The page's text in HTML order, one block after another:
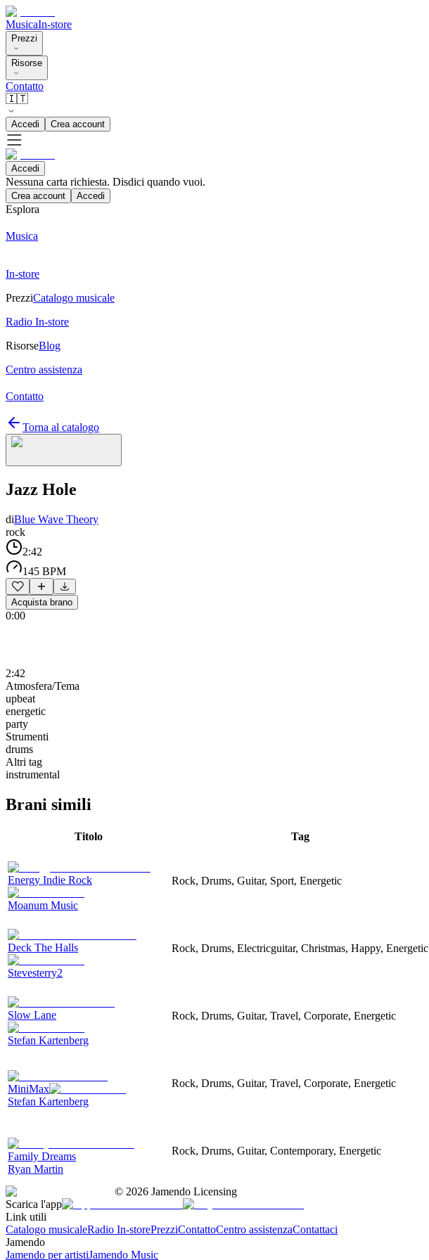
MusicaIn-store
Prezzi
Risorse
Contatto
🇮🇹
Accedi Crea account
Accedi
Nessuna carta richiesta. Disdici quando vuoi.
Crea account Accedi
Esplora
Musica
In-store
PrezziCatalogo musicale
Radio In-store
RisorseBlog
Centro assistenza
Contatto
Torna al catalogo
Jazz Hole
diBlue Wave Theory
rock
2:42
145 BPM
Acquista brano
0:00
2:42
Atmosfera/Tema
upbeat
energetic
party
Strumenti
drums
Altri tag
instrumental
Brani simili
Titolo Tag
Energy Indie Rock
Moanum Music
Rock, Drums, Guitar, Sport, Energetic
Deck The Halls
Stevesterry2
Rock, Drums, Electricguitar, Christmas, Happy, Energetic
Slow Lane
Stefan Kartenberg
Rock, Drums, Guitar, Travel, Corporate, Energetic
MiniMax
Stefan Kartenberg
Rock, Drums, Guitar, Travel, Corporate, Energetic
Family Dreams
Ryan Martin
Rock, Drums, Guitar, Contemporary, Energetic
© 2026 Jamendo Licensing
Scarica l'app
Link utili
Catalogo musicaleRadio In-storePrezziContattoCentro assistenzaContattaci
Jamendo
Jamendo per artistiJamendo Music